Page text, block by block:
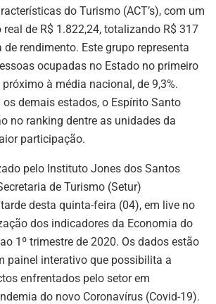
do Turismo (ACT’s), com um
de R$ 1.822,24, totalizando R$ 317
rendimento. Este grupo representa
ocupadas no Estado no primeiro
à média nacional, de 9,3%.
demais estados, o Espírito Santo
no ranking dentre as unidades da
participação.
pelo Instituto Jones dos Santos
de Turismo (Setur)
desta quinta-feira (04), em live no
dos indicadores da Economia do
1º trimestre de 2020. Os dados estão
painel interativo que possibilita a
enfrentados pelo setor em
do novo Coronavírus (Covid-19).